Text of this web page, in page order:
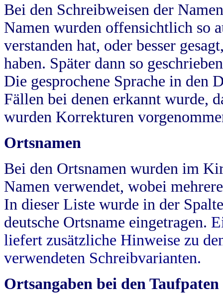
Bei den Schreibweisen der
Namen wurden offensichtlich so
verstanden hat, oder besser
haben. Später dann so
Die gesprochene Sprache in
Fällen bei denen erkannt wurde,
wurden Korrekturen
Ortsnamen
Bei den Ortsnamen wurden im
Namen verwendet, wobei
In dieser Liste wurde in der
deutsche Ortsname eingetragen.
liefert zusätzliche Hinweise zu
verwendeten Schreibvarianten.
Ortsangaben bei den Taufpaten